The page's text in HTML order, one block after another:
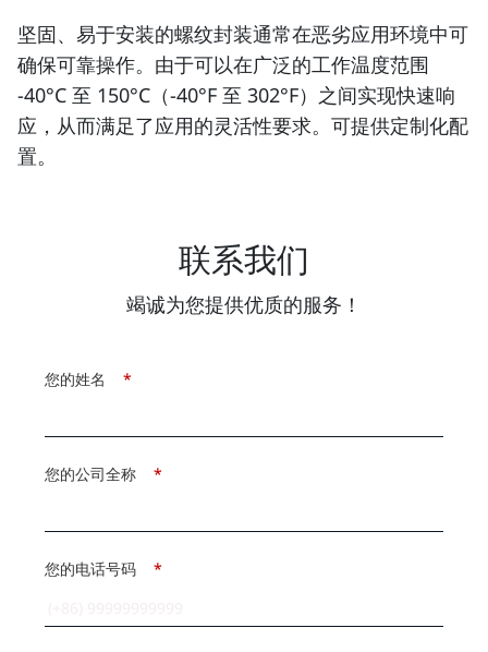
坚固、易于安装的螺纹封装通常在恶劣应用环境中可
确保可靠操作。由于可以在广泛的工作温度范围
-40°C 至 150°C（-40°F 至 302°F）之间实现快速响
应，从而满足了应用的灵活性要求。可提供定制化配
置。
联系我们
竭诚为您提供优质的服务！
*
您的姓名
*
您的公司全称
*
您的电话号码